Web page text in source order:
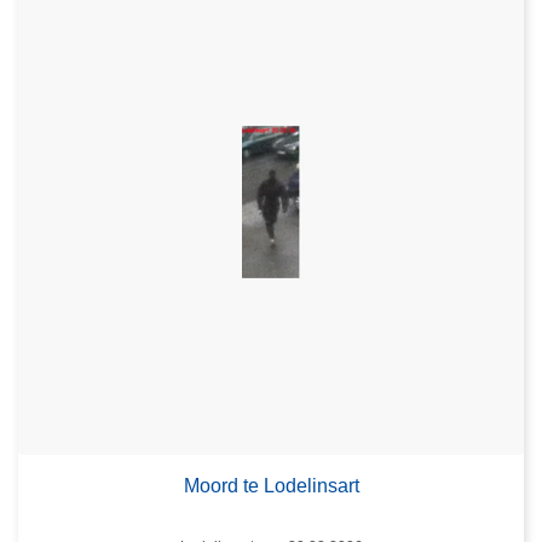
Moord te Lodelinsart